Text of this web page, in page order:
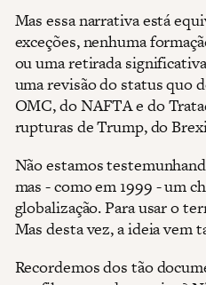
Mas essa narrativa está
exceções, nenhuma
ou uma retirada
uma revisão do status quo
OMC, do NAFTA e do
rupturas de Trump, do
Não estamos
mas - como em 1999 - um
globalização. Para usar o
Mas desta vez, a ideia vem
Recordemos dos tão